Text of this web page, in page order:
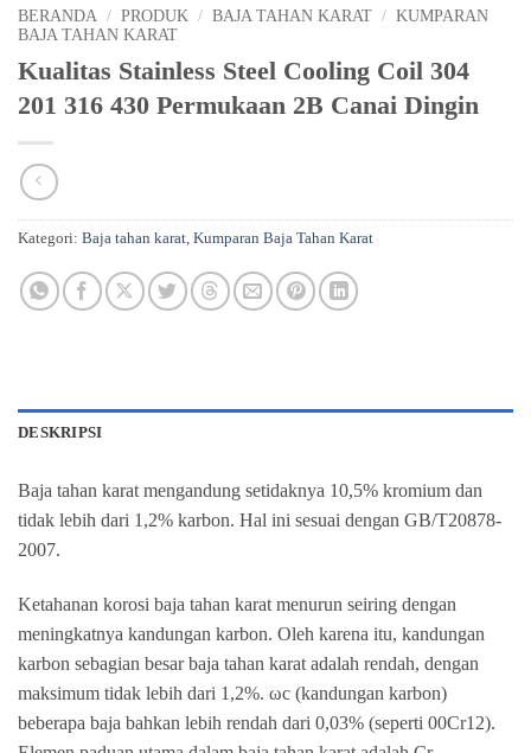
BERANDA / PRODUK / BAJA TAHAN KARAT / KUMPARAN
BAJA TAHAN KARAT
Kualitas Stainless Steel Cooling Coil 304
201 316 430 Permukaan 2B Canai Dingin
Kategori: Baja tahan karat, Kumparan Baja Tahan Karat
DESKRIPSI
Baja tahan karat mengandung setidaknya 10,5% kromium dan
tidak lebih dari 1,2% karbon. Hal ini sesuai dengan GB/T20878-
2007.
Ketahanan korosi baja tahan karat menurun seiring dengan
meningkatnya kandungan karbon. Oleh karena itu, kandungan
karbon sebagian besar baja tahan karat adalah rendah, dengan
maksimum tidak lebih dari 1,2%. ωc (kandungan karbon)
beberapa baja bahkan lebih rendah dari 0,03% (seperti 00Cr12).